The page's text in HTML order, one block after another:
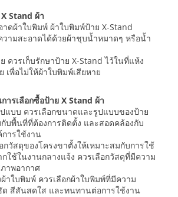
Stand ผ้า
ดผ้าใบพิมพ์ ผ้าใบพิมพ์ป้าย X-Stand
วามสะอาดได้ด้วยผ้าชุบน้ำหมาดๆ หรือน้ำ
ควรเก็บรักษาป้าย X-Stand ไว้ในที่แห้ง
เพื่อไม่ให้ผ้าใบพิมพ์เสียหาย
ารเลือกซื้อป้าย X Stand ผ้า
แบบ ควรเลือกขนาดและรูปแบบของป้าย
บพื้นที่ที่ต้องการติดตั้ง และสอดคล้องกับ
ารใช้งาน
กวัสดุของโครงขาตั้งให้เหมาะสมกับการใช้
ใช้ในงานกลางแจ้ง ควรเลือกวัสดุที่มีความ
าพอากาศ
าใบพิมพ์ ควรเลือกผ้าใบพิมพ์ที่มีความ
ด สีสันสดใส และทนทานต่อการใช้งาน